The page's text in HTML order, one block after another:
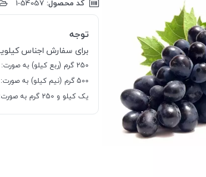
کد محصول:
توجه
برای سفارش اجناس
250 گرم (ربع کیلو) به صورت: 0.250
500 گرم (نیم کیلو) به صورت: 0.500
یک کیلو و 250 گرم به صورت: 1.250